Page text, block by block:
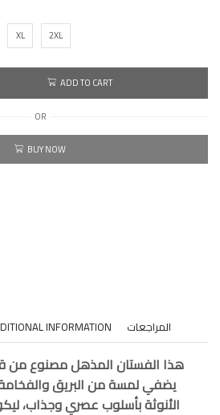
XL 2XL
ADD TO CART
OR
BUY NOW
INFORMATION المراجعات
هذا الفستان المذهل مصنوع من
يضفي لمسة من البريق
الأنوثة بأسلوب عصري وجذاب،